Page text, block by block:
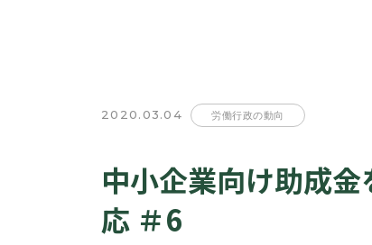
2020.03.04 労働行政の動向
中小企業向け助成
応 ＃6